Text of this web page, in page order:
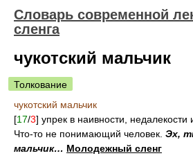
Cловарь современной
сленга
чукотский мальчик
Толкование
чукотский мальчик
[17/3] упрек в наивности, недалекости
Что-то не понимающий человек. Эх,
мальчик… Молодежный сленг